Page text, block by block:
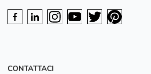
CONTATTACI